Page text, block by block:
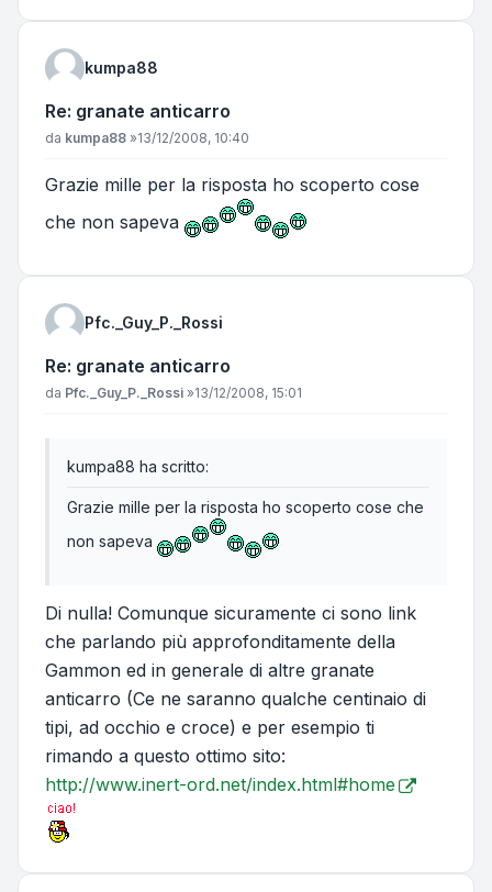
kumpa88
Re: granate anticarro
Messaggio
da kumpa88 »13/12/2008, 10:40
Grazie mille per la risposta ho scoperto cose
che non sapeva
Pfc._Guy_P._Rossi
Re: granate anticarro
Messaggio
da Pfc._Guy_P._Rossi »13/12/2008, 15:01
kumpa88 ha scritto:
Grazie mille per la risposta ho scoperto cose che
non sapeva
Di nulla! Comunque sicuramente ci sono link
che parlando più approfonditamente della
Gammon ed in generale di altre granate
anticarro (Ce ne saranno qualche centinaio di
tipi, ad occhio e croce) e per esempio ti
rimando a questo ottimo sito:
http://www.inert-ord.net/index.html#home